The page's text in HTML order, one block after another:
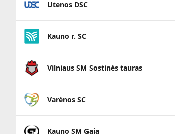
Utenos DSC
Kauno r. SC
Vilniaus SM Sostinės tauras
Varėnos SC
Kauno SM Gaja